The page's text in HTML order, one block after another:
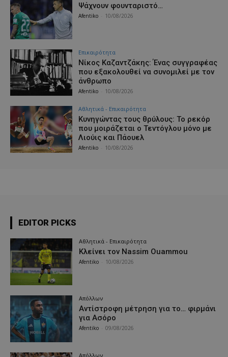
Ψάχνουν φουνταριστό…
Afentiko 10/08/2026
Επικαιρότητα
Νίκος Καζαντζάκης: Ένας συγγραφέας
που εξακολουθεί να συνομιλεί με τον
άνθρωπο
Afentiko 10/08/2026
Αθλητικά - Επικαιρότητα
Κυνηγώντας τους θρύλους: Το ρεκόρ
που μοιράζεται ο Τεντόγλου μόνο με
Λιούις και Πάουελ
Afentiko 10/08/2026
EDITOR PICKS
Αθλητικά - Επικαιρότητα
Κλείνει τον Nassim Ouammou
Afentiko 10/08/2026
Απόλλων
Αντίστροφη μέτρηση για το… φιρμάνι
για Ασόρο
Afentiko 09/08/2026
Απόλλων